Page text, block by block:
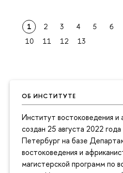
ОБ ИНСТИТУТЕ
Институт востоковедения и
создан 25 августа 2022
Петербург на базе
востоковедения и
магистерской программ по
1 2 3 4 5 6
10
11 12 13